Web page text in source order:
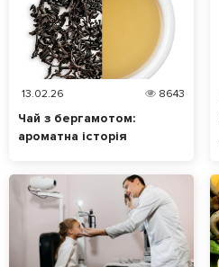
13.02.26 8643
Чай з бергамотом:
ароматна історія